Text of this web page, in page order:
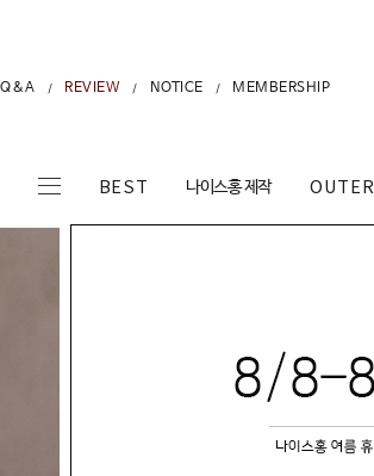
Q&A / REVIEW / NOTICE / MEMBERSHIP
BEST 나이스홍 제작 OUTER